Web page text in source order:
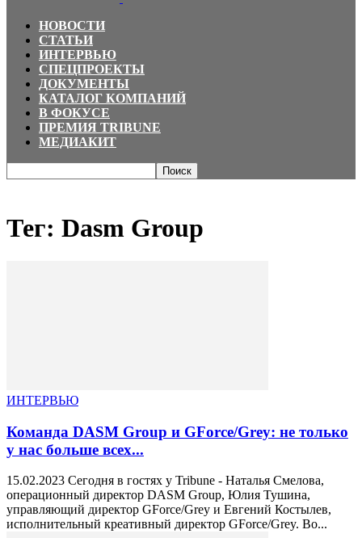
НОВОСТИ
СТАТЬИ
ИНТЕРВЬЮ
СПЕЦПРОЕКТЫ
ДОКУМЕНТЫ
КАТАЛОГ КОМПАНИЙ
В ФОКУСЕ
ПРЕМИЯ TRIBUNE
МЕДИАКИТ
Тег: Dasm Group
ИНТЕРВЬЮ
Команда DASM Group и GForce/Grey: не только
у нас больше всех...
15.02.2023 Сегодня в гостях у Tribune - Наталья Смелова,
операционный директор DASM Group, Юлия Тушина,
управляющий директор GForce/Grey и Евгений Костылев,
исполнительный креативный директор GForce/Grey. Во...